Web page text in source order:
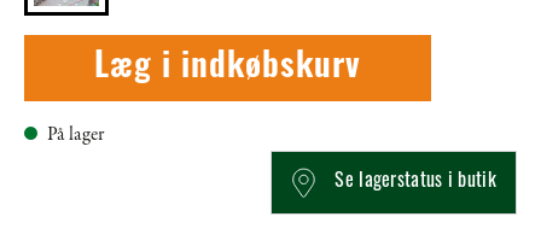
Læg i indkøbskurv
På lager
Se lagerstatus i butik